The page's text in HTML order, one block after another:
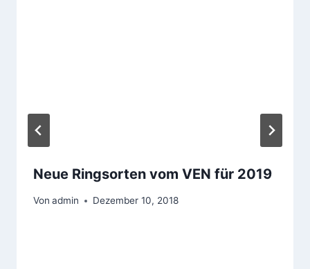
Neue Ringsorten vom VEN für 2019
Von admin Dezember 10, 2018